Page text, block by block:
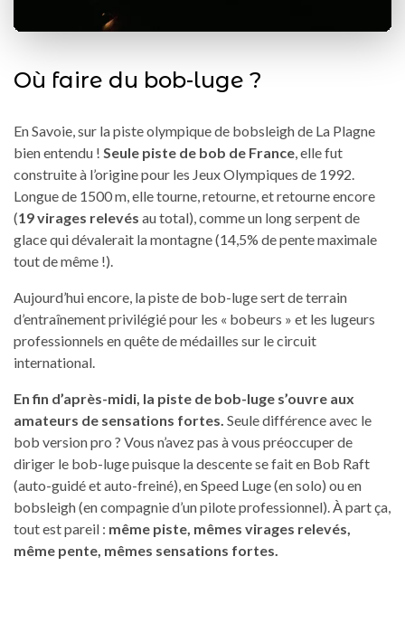
Où faire du bob-luge ?
En Savoie, sur la piste olympique de bobsleigh de La Plagne
bien entendu ! Seule piste de bob de France , elle fut
construite à l’origine pour les Jeux Olympiques de 1992.
Longue de 1500 m, elle tourne, retourne, et retourne encore
(19 virages relevés au total), comme un long serpent de
glace qui dévalerait la montagne (14,5% de pente maximale
tout de même !).
Aujourd’hui encore, la piste de bob-luge sert de terrain
d’entraînement privilégié pour les « bobeurs » et les lugeurs
professionnels en quête de médailles sur le circuit
international.
En fin d’après-midi, la piste de bob-luge s’ouvre aux
amateurs de sensations fortes. Seule différence avec le
bob version pro ? Vous n’avez pas à vous préoccuper de
diriger le bob-luge puisque la descente se fait en Bob Raft
(auto-guidé et auto-freiné), en Speed Luge (en solo) ou en
bobsleigh (en compagnie d’un pilote professionnel). À part ça,
tout est pareil : même piste, mêmes virages relevés,
même pente, mêmes sensations fortes.